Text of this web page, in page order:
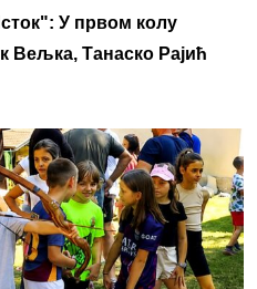
У првом колу
Вељка, Танаско Рајић